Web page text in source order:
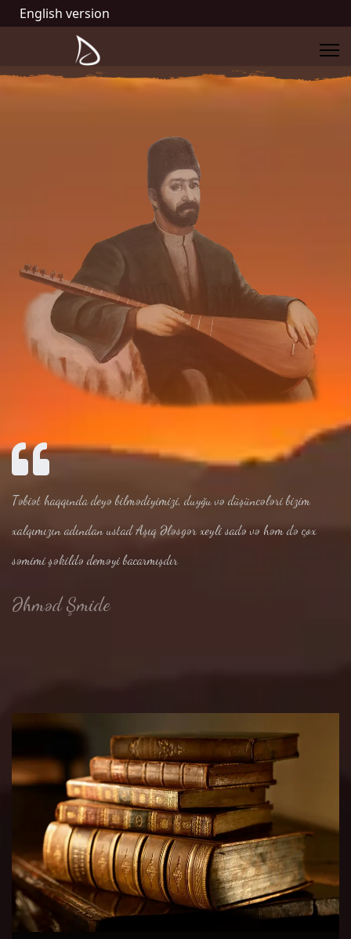
English version
Təbiət haqqında deyə bilmədiyimizi, duyğu və düşüncələri bizim
xalqımızın adından ustad Aşıq Ələsgər xeyli sadə və həm də çox
səmimi şəkildə deməyi bacarmışdır
Əhməd Şmide